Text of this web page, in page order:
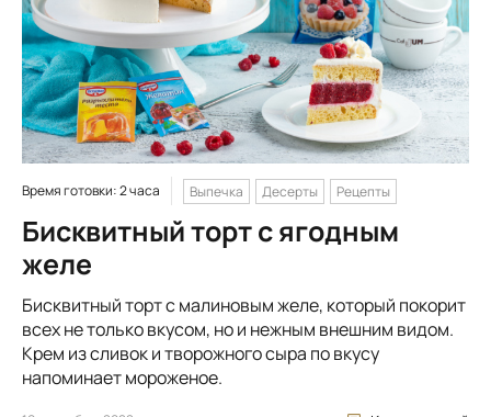
Время готовки: 2 часа Выпечка Десерты Рецепты
Бисквитный торт с ягодным
желе
Бисквитный торт с малиновым желе, который покорит
всех не только вкусом, но и нежным внешним видом.
Крем из сливок и творожного сыра по вкусу
напоминает мороженое.